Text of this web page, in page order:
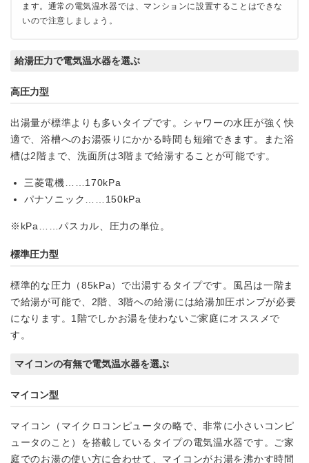
ます。通常の電気温水器では、マンションに設置することはできな
いので注意しましょう。
給湯圧力で電気温水器を選ぶ
高圧力型
出湯量が標準よりも多いタイプです。シャワーの水圧が強く快
適で、浴槽へのお湯張りにかかる時間も短縮できます。また浴
槽は2階まで、洗面所は3階まで給湯することが可能です。
三菱電機……170kPa
パナソニック……150kPa
※kPa……パスカル、圧力の単位。
標準圧力型
標準的な圧力（85kPa）で出湯するタイプです。風呂は一階ま
で給湯が可能で、2階、3階への給湯には給湯加圧ポンプが必要
になります。1階でしかお湯を使わないご家庭にオススメで
す。
マイコンの有無で電気温水器を選ぶ
マイコン型
マイコン（マイクロコンピュータの略で、非常に小さいコンピ
ュータのこと）を搭載しているタイプの電気温水器です。ご家
庭でのお湯の使い方に合わせて、マイコンがお湯を沸かす時間